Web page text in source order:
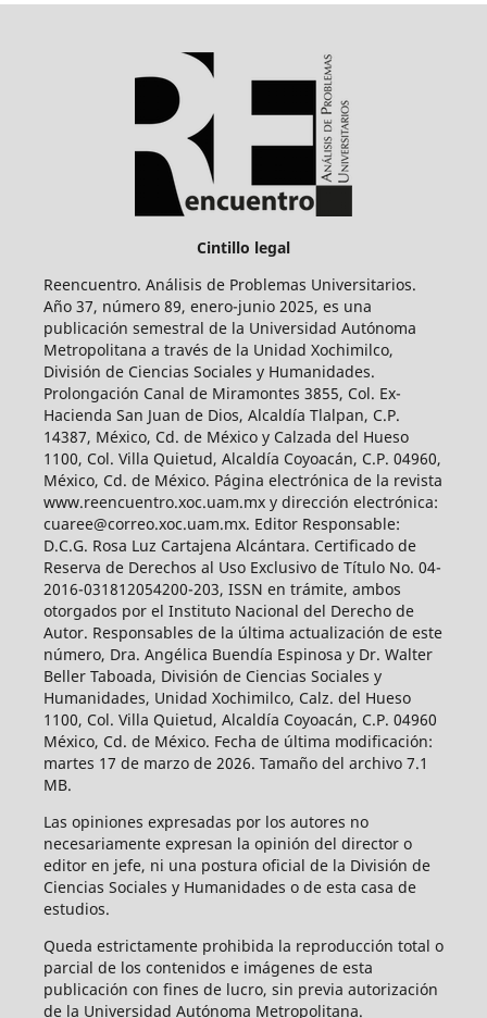
Cintillo legal
Reencuentro. Análisis de Problemas Universitarios.
Año 37, número 89, enero-junio 2025, es una
publicación semestral de la Universidad Autónoma
Metropolitana a través de la Unidad Xochimilco,
División de Ciencias Sociales y Humanidades.
Prolongación Canal de Miramontes 3855, Col. Ex-
Hacienda San Juan de Dios, Alcaldía Tlalpan, C.P.
14387, México, Cd. de México y Calzada del Hueso
1100, Col. Villa Quietud, Alcaldía Coyoacán, C.P. 04960,
México, Cd. de México. Página electrónica de la revista
www.reencuentro.xoc.uam.mx y dirección electrónica:
cuaree@correo.xoc.uam.mx. Editor Responsable:
D.C.G. Rosa Luz Cartajena Alcántara. Certificado de
Reserva de Derechos al Uso Exclusivo de Título No. 04-
2016-031812054200-203, ISSN en trámite, ambos
otorgados por el Instituto Nacional del Derecho de
Autor. Responsables de la última actualización de este
número, Dra. Angélica Buendía Espinosa y Dr. Walter
Beller Taboada, División de Ciencias Sociales y
Humanidades, Unidad Xochimilco, Calz. del Hueso
1100, Col. Villa Quietud, Alcaldía Coyoacán, C.P. 04960
México, Cd. de México. Fecha de última modificación:
martes 17 de marzo de 2026. Tamaño del archivo 7.1
MB.
Las opiniones expresadas por los autores no
necesariamente expresan la opinión del director o
editor en jefe, ni una postura oficial de la División de
Ciencias Sociales y Humanidades o de esta casa de
estudios.
Queda estrictamente prohibida la reproducción total o
parcial de los contenidos e imágenes de esta
publicación con fines de lucro, sin previa autorización
de la Universidad Autónoma Metropolitana.